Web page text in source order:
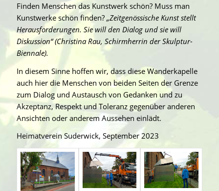
Finden Menschen das Kunstwerk schön? Muss man
Kunstwerke schön finden? „Zeitgenössische Kunst stellt
Herausforderungen. Sie will den Dialog und sie will
Diskussion“ (Christina Rau, Schirmherrin der Skulptur-
Biennale).
In diesem Sinne hoffen wir, dass diese Wanderkapelle
auch hier die Menschen von beiden Seiten der Grenze
zum Dialog und Austausch von Gedanken und zu
Akzeptanz, Respekt und Toleranz gegenüber anderen
Ansichten oder anderem Aussehen einlädt.
Heimatverein Suderwick, September 2023